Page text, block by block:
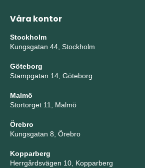
Våra kontor
Stockholm
Kungsgatan 44, Stockholm
Göteborg
Stampgatan 14, Göteborg
Malmö
Stortorget 11, Malmö
Örebro
Kungsgatan 8, Örebro
Kopparberg
Herrgårdsvägen 10, Kopparberg